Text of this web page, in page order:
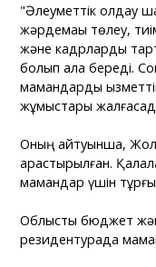
"Әлеуметтік қолдау
жәрдемақы төлеу,
және кадрларды
болып қала береді.
мамандарды
жұмыстары
Оның айтуынша, Жол
қарастырылған.
мамандар үшін
Облыстық бюджет
резидентурада